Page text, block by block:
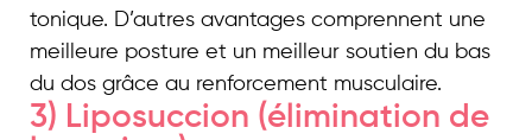
tonique. D’autres avantages comprennent une
meilleure posture et un meilleur soutien du bas
du dos grâce au renforcement musculaire.
3) Liposuccion (élimination de